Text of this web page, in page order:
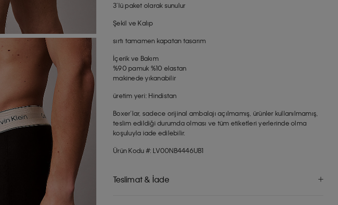
3’lü paket olarak sunulur
Şekil ve Kalıp
sırtı tamamen kapatan tasarım
İçerik ve Bakım
%90 pamuk %10 elastan
makinede yıkanabilir
üretim yeri: Hindistan
Boxer’lar, sadece orijinal ambalajı açılmamış, ürünler kullanılmamış,
teslim edildiği durumda olması ve tüm etiketleri yerlerinde olma
koşuluyla iade edilebilir.
Ürün Kodu #: LV00NB4446UB1
Teslimat & İade